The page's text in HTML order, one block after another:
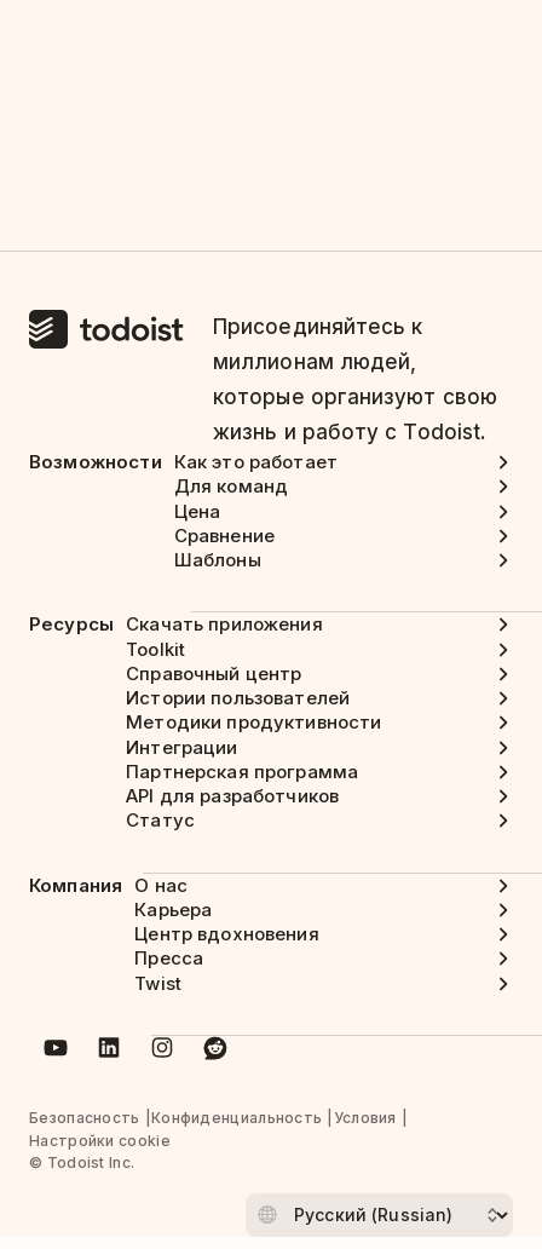
Присоединяйтесь к
миллионам людей,
которые организуют свою
жизнь и работу с Todoist.
Возможности
Как это работает
Для команд
Цена
Сравнение
Шаблоны
Ресурсы
Скачать приложения
Toolkit
Справочный центр
Истории пользователей
Методики продуктивности
Интеграции
Партнерская программа
API для разработчиков
Статус
Компания
О нас
Карьера
Центр вдохновения
Пресса
Twist
Безопасность Конфиденциальность
Условия
Настройки cookie
© Todoist Inc.